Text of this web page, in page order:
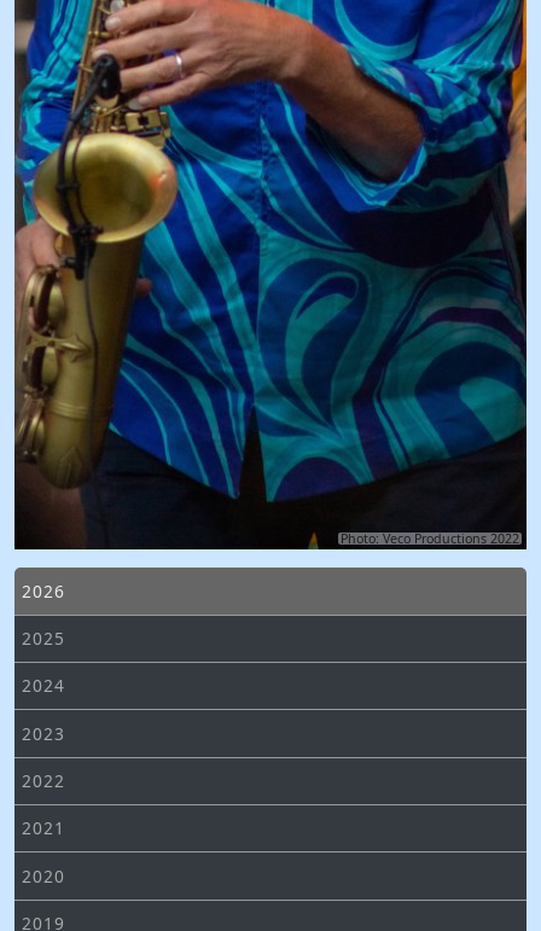
Photo: Veco Productions 2022
2026
2025
2024
2023
2022
2021
2020
2019